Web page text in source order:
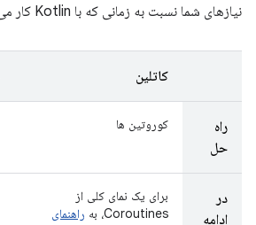
نیازهای شما نسبت به زمانی که با Kotlin کار می کنید متفاوت است.
کاتلین
راه
حل
کوروتین ها
در
ادامه
برای یک نمای کلی از
Coroutines، به
راهنمای